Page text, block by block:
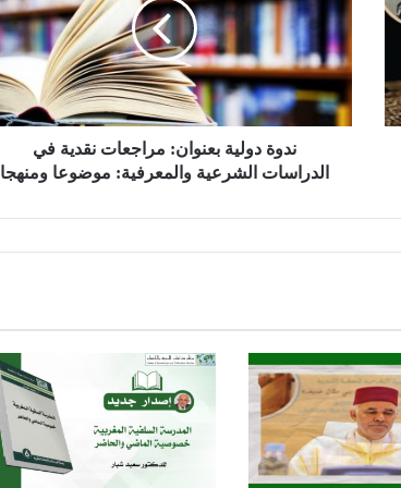
ة
د
و
ل
ي
ة
و
ر
ا
ج
ع
ا
ت
ن
ندوة دولية بعنوان: مراجعات نقدية في
الدراسات الشرعية والمعرفية: موضوعا ومنهجا